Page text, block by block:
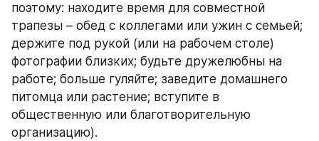
поэтому: находите время для совместной
трапезы – обед с коллегами или ужин с семьей;
держите под рукой (или на рабочем столе)
фотографии близких; будьте дружелюбны на
работе; больше гуляйте; заведите домашнего
питомца или растение; вступите в
общественную или благотворительную
организацию).